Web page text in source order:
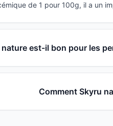
de 1 pour 100g, il a un
est-il bon pour les
Comment Skyru